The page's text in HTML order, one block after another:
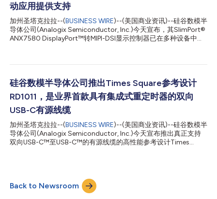
动应用提供支持
加州圣塔克拉拉--(BUSINESS WIRE)--(美国商业资讯)--硅谷数模半
导体公司(Analogix Semiconductor, Inc.)今天宣布，其SlimPort®
ANX7580 DisplayPort™转MIPI-DSI显示控制器已在多种设备中实
用于单屏的4个MIPI通道，可连接嵌入式和独立式图形处理单元
用可受益于ANX7580的下述重大优势： 支持DisplayPort和嵌入式
DisplayPort (eDP)； 支持ARM、x86和其他计算架构； 支持高带宽
数字内容保护(HDCP)，例如视频内容保护和Hi-Fi音频； 小尺寸
(4x4 mm2)和低功耗(<150mW)架构； 统包式参考设计，可加快
产品上市时间。 硅谷数模半导体公司市场营销副总裁Michael
Ching表示：“创新和精益求精的追求推动着我们在产品路线图中不
断开发有助...
硅谷数模半导体公司推出Times Square参考设计
RD1011，是业界首款具有集成式重定时器的双向
USB-C有源线缆
加州圣塔克拉拉--(BUSINESS WIRE)--(美国商业资讯)--硅谷数模半
导体公司(Analogix Semiconductor, Inc.)今天宣布推出真正支持
双向USB-C™至USB-C™的有源线缆的高性能参考设计Times
RD1011可提供一流的性能，最高的互操作性，最低的功耗（低于
1.5W）和最少的物料清单(BOM)费用。其特点包括： 双重定时器
架构，使用4米双绞线，线缆两端各带一个用于连接的插卡，可在
Back to Newsroom